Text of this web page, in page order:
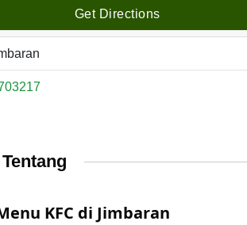
Get Directions
Tentang
KFC di Jimbaran